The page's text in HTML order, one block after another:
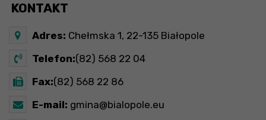
KONTAKT
Adres: Chełmska 1, 22-135 Białopole
Telefon:(82) 568 22 04
Fax:(82) 568 22 86
E-mail: gmina@bialopole.eu